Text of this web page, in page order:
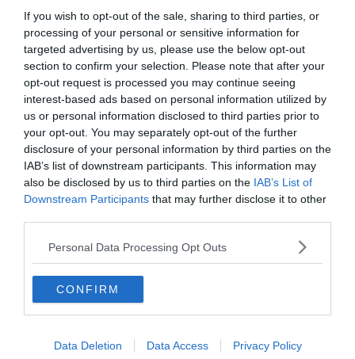
If you wish to opt-out of the sale, sharing to third parties, or
processing of your personal or sensitive information for
targeted advertising by us, please use the below opt-out
section to confirm your selection. Please note that after your
opt-out request is processed you may continue seeing
interest-based ads based on personal information utilized by
us or personal information disclosed to third parties prior to
your opt-out. You may separately opt-out of the further
disclosure of your personal information by third parties on the
IAB’s list of downstream participants. This information may
also be disclosed by us to third parties on the IAB’s List of
Downstream Participants that may further disclose it to other
Personal Data Processing Opt Outs
CONFIRM
Data Deletion Data Access Privacy Policy
Készen állsz?
0%
Feliz Navidad